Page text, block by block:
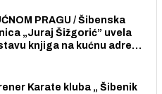
PRAGU / Šibenska
„Juraj Šižgorić” uvela
knjiga na kućnu adresu
Karate kluba „ Šibenik